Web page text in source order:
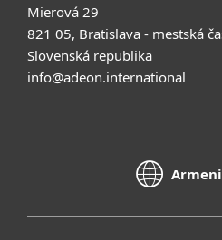
Mierová 29
821 05, Bratislava - mestská
Slovenská republika
info@adeon.international